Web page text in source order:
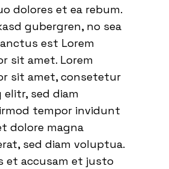
dolores et ea rebum.
gubergren, no sea
est Lorem
sit amet. Lorem
sit amet, consetetur
elitr, sed diam
tempor invidunt
dolore magna
sed diam voluptua.
et accusam et justo